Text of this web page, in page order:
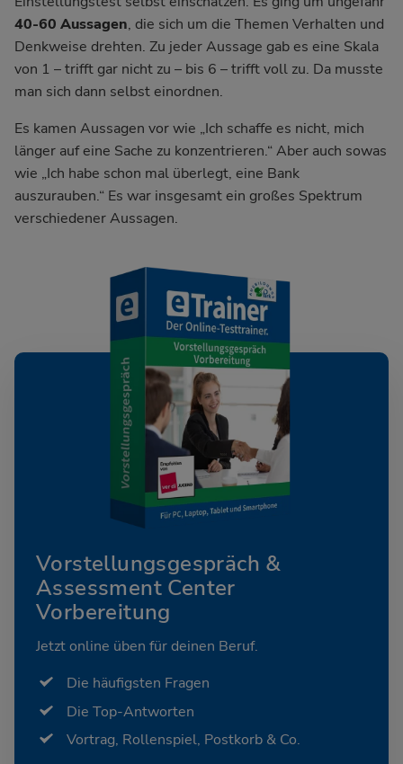
40-60 Aussagen, die sich um die Themen Verhalten und
Denkweise drehten. Zu jeder Aussage gab es eine Skala
von 1 – trifft gar nicht zu – bis 6 – trifft voll zu. Da musste
man sich dann selbst einordnen.
Es kamen Aussagen vor wie „Ich schaffe es nicht, mich
länger auf eine Sache zu konzentrieren.“ Aber auch sowas
wie „Ich habe schon mal überlegt, eine Bank
auszurauben.“ Es war insgesamt ein großes Spektrum
verschiedener Aussagen.
Vorstellungsgespräch &
Assessment Center
Vorbereitung
Jetzt online üben für deinen Beruf.
Die häufigsten Fragen
Die Top-Antworten
Vortrag, Rollenspiel, Postkorb & Co.